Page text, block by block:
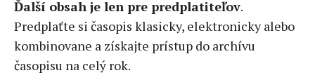
Ďalší obsah je len pre predplatiteľov.
Predplaťte si časopis klasicky, elektronicky alebo
kombinovane a získajte prístup do archívu
časopisu na celý rok.